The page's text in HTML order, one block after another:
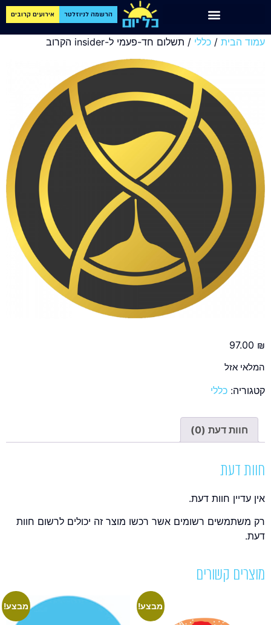
הרשמה לניוזלטר אירועים קרובים
עמוד הבית / כללי / תשלום חד-פעמי ל-insider הקרוב
97.00 ₪
המלאי אזל
קטגוריה: כללי
חוות דעת (0)
חוות דעת
אין עדיין חוות דעת.
רק משתמשים רשומים אשר רכשו מוצר זה יכולים לרשום חוות
דעת.
מוצרים קשורים
מבצע! מבצע!